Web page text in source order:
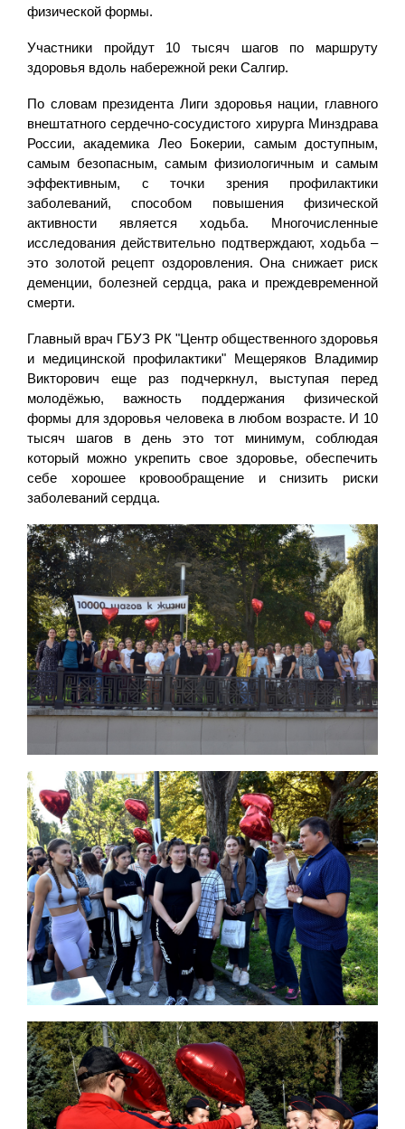
физической формы.
Участники пройдут 10 тысяч шагов по маршруту
здоровья вдоль набережной реки Салгир.
По словам президента Лиги здоровья нации, главного
внештатного сердечно-сосудистого хирурга Минздрава
России, академика Лео Бокерии, самым доступным,
самым безопасным, самым физиологичным и самым
эффективным, с точки зрения профилактики
заболеваний, способом повышения физической
активности является ходьба. Многочисленные
исследования действительно подтверждают, ходьба –
это золотой рецепт оздоровления. Она снижает риск
деменции, болезней сердца, рака и преждевременной
смерти.
Главный врач ГБУЗ РК "Центр общественного здоровья
и медицинской профилактики" Мещеряков Владимир
Викторович еще раз подчеркнул, выступая перед
молодёжью, важность поддержания физической
формы для здоровья человека в любом возрасте. И 10
тысяч шагов в день это тот минимум, соблюдая
который можно укрепить свое здоровье, обеспечить
себе хорошее кровообращение и снизить риски
заболеваний сердца.